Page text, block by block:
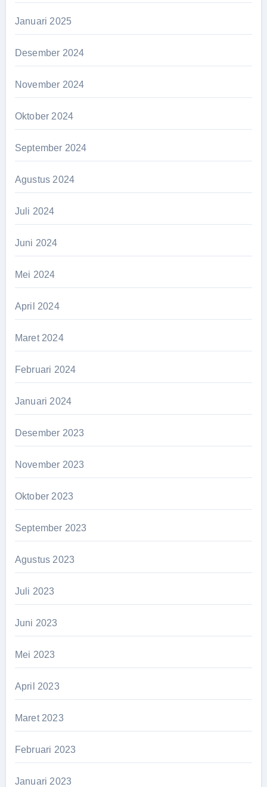
Januari 2025
Desember 2024
November 2024
Oktober 2024
September 2024
Agustus 2024
Juli 2024
Juni 2024
Mei 2024
April 2024
Maret 2024
Februari 2024
Januari 2024
Desember 2023
November 2023
Oktober 2023
September 2023
Agustus 2023
Juli 2023
Juni 2023
Mei 2023
April 2023
Maret 2023
Februari 2023
Januari 2023